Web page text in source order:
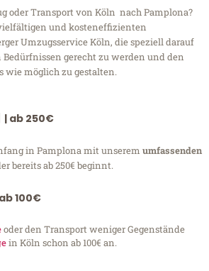
oder Transport von Köln nach Pamplona?
und kosteneffizienten
Umzugsservice Köln, die speziell darauf
gerecht zu werden und den
wie möglich zu gestalten.
| ab 250€
in Pamplona mit unserem umfassenden
bereits ab 250€ beginnt.
100€
oder den Transport weniger Gegenstände
in Köln schon ab 100€ an.